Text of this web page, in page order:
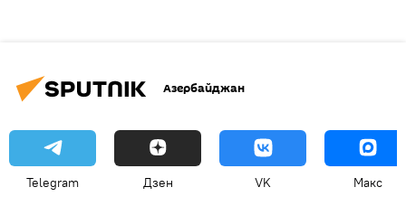
Азербайджан
Telegram Дзен VK Макс